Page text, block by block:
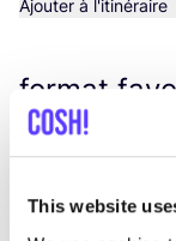
This website
Ajouter à l'itinéraire
format
Karl-Kunger-